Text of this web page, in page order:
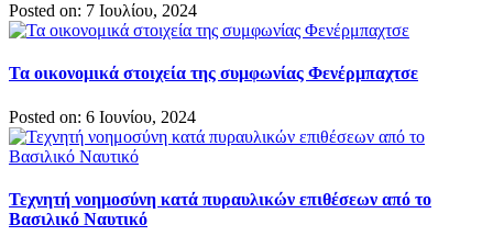
Posted on: 7 Ιουλίου, 2024
Τα οικονομικά στοιχεία της συμφωνίας Φενέρμπαχτσε
Posted on: 6 Ιουνίου, 2024
Τεχνητή νοημοσύνη κατά πυραυλικών επιθέσεων από το
Βασιλικό Ναυτικό